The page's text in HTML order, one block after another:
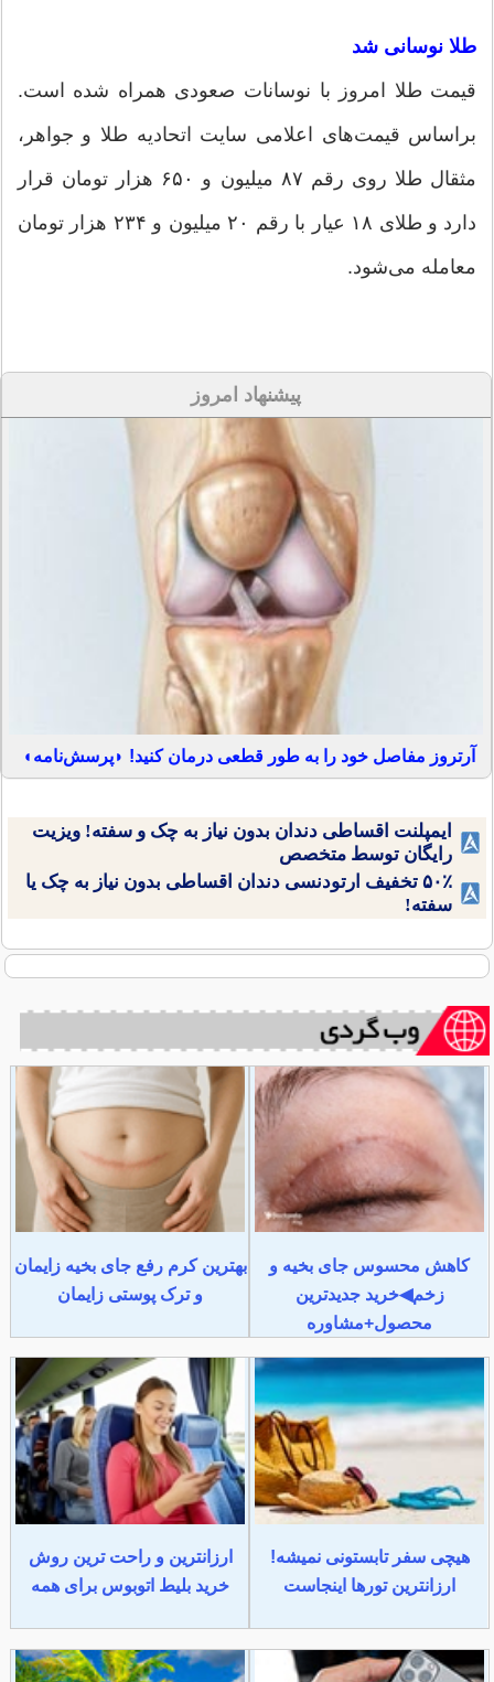
طلا نوسانی شد
قیمت طلا امروز با نوسانات صعودی همراه شده است.
براساس قیمت‌های اعلامی سایت اتحادیه طلا و جواهر،
مثقال طلا روی رقم ۸۷ میلیون و ۶۵۰ هزار تومان قرار
دارد و طلای ۱۸ عیار با رقم ۲۰ میلیون و ۲۳۴ هزار تومان
معامله می‌شود.
پیشنهاد امروز
آرتروز مفاصل خود را به طور قطعی درمان کنید! ◗پرسش‌نامه◖
ایمپلنت اقساطی دندان بدون نیاز به چک و سفته! ویزیت
رایگان توسط متخصص
۵۰٪ تخفیف ارتودنسی دندان اقساطی بدون نیاز به چک یا
سفته!
کاهش محسوس جای بخیه و
زخم◀خرید جدیدترین
محصول+مشاوره
بهترین کرم رفع جای بخیه زایمان
و ترک پوستی زایمان
هیچی سفر تابستونی نمیشه!
ارزانترین تورها اینجاست
ارزانترین و راحت ترین روش
خرید بلیط اتوبوس برای همه